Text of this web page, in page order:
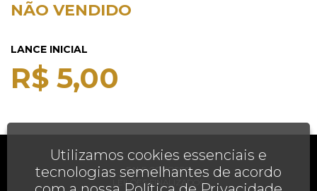
NÃO VENDIDO
LANCE INICIAL
R$ 5,00
AJUDA
FALE CONOSCO
LEILÕES FINALIZADOS
Utilizamos cookies essenciais e
tecnologias semelhantes de acordo